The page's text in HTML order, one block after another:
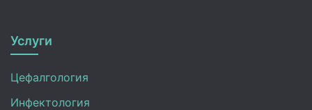
Услуги
Цефалгология
Инфектология